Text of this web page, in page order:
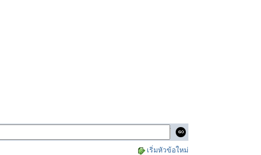
เริ่มหัวข้อใหม่